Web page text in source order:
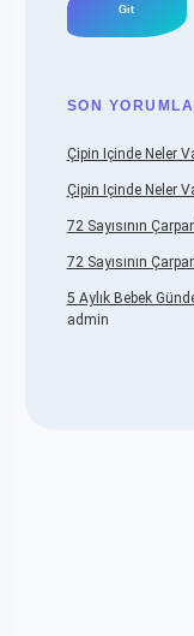
SON
Çipin Içinde Neler
Çipin Içinde Neler
72 Sayısının
72 Sayısının
5 Aylık Bebek
admin